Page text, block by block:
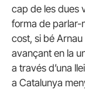
cap de les dues
forma de parlar-
cost, si bé
avançant en la
a través d’una
a Catalunya